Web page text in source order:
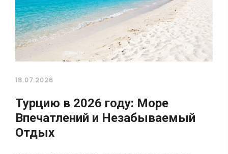
18.07.2026
Турцию в 2026 году: Море
Впечатлений и Незабываемый
Отдых